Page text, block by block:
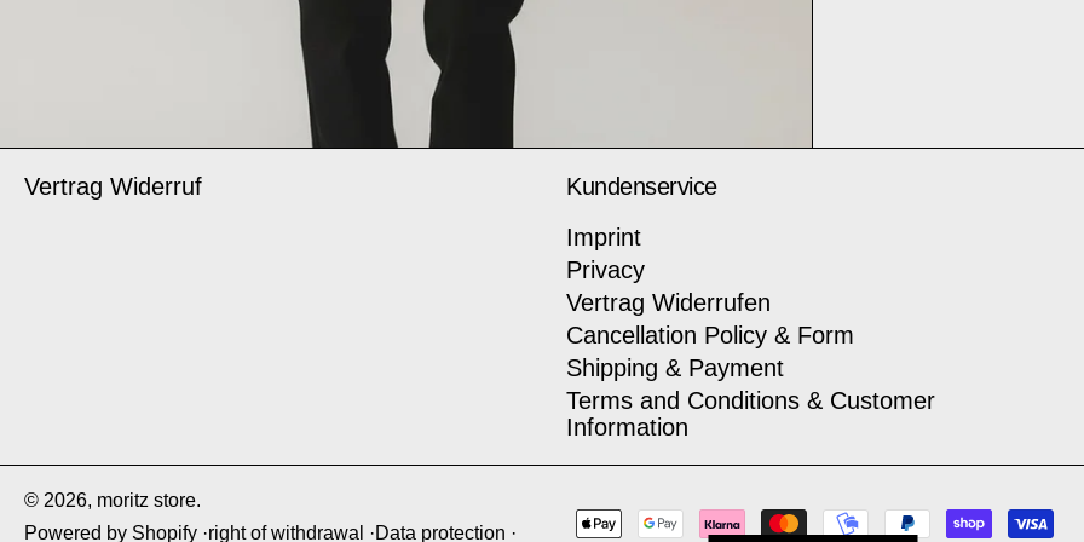
Vertrag Widerruf
Kundenservice
Imprint
Privacy
Vertrag Widerrufen
Cancellation Policy & Form
Shipping & Payment
Terms and Conditions & Customer
Information
© 2026, moritz store.
Powered by Shopify right of withdrawal Data protection payment methods